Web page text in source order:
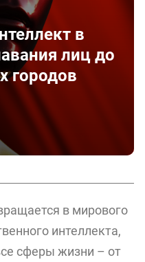
в
лиц до
городов
в мирового
интеллекта,
сферы жизни – от